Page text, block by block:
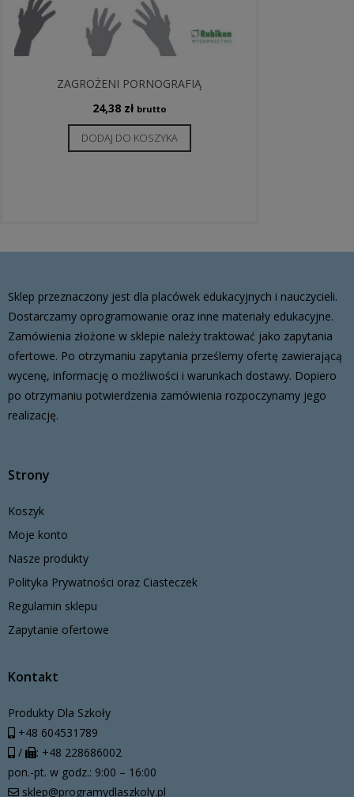
ZAGROŻENI PORNOGRAFIĄ
24,38 zł brutto
DODAJ DO KOSZYKA
Sklep przeznaczony jest dla placówek edukacyjnych i nauczycieli.
Dostarczamy oprogramowanie oraz inne materiały edukacyjne.
Zamówienia złożone w sklepie należy traktować jako zapytania
ofertowe. Po otrzymaniu zapytania prześlemy ofertę zawierającą
wycenę, informację o możliwości i warunkach dostawy. Dopiero
po otrzymaniu potwierdzenia zamówienia rozpoczynamy jego
realizację.
Strony
Koszyk
Moje konto
Nasze produkty
Polityka Prywatności oraz Ciasteczek
Regulamin sklepu
Zapytanie ofertowe
Kontakt
Produkty Dla Szkoły
+48 604531789
/
: +48 228686002
pon.-pt. w godz.: 9:00 – 16:00
sklep@programydlaszkoly.pl